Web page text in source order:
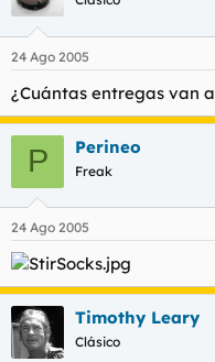
24 Ago 2005
¿Cuántas entregas van
P Perineo
Freak
24 Ago 2005
Timothy Leary
Clásico